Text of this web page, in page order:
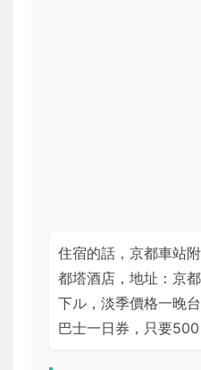
住宿的話，京都車站
都塔酒店，地址：京
下ル，淡季價格一晚
巴士一日券，只要500